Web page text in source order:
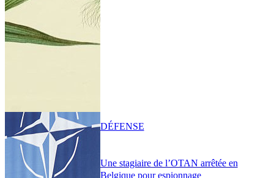
Une stagiaire de l’OTAN arrêtée en
Belgique pour espionnage
DÉFENSE